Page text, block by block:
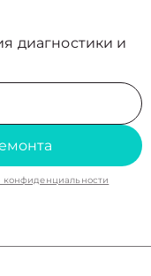
диагностики и
конфиденциальности